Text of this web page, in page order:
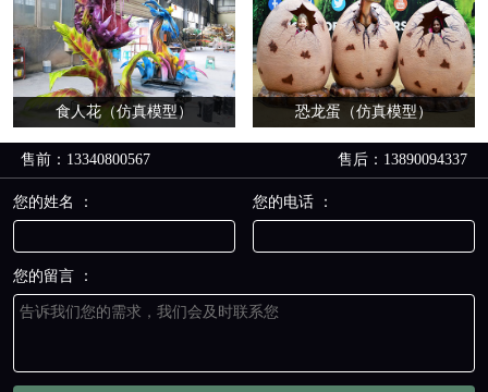
食人花（仿真模型） 恐龙蛋（仿真模型）
售前：13340800567 售后：13890094337
您的姓名 ： 您的电话 ：
您的留言 ：